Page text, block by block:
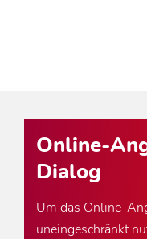
Online-
Dialog
Um das Online-
uneingeschränkt